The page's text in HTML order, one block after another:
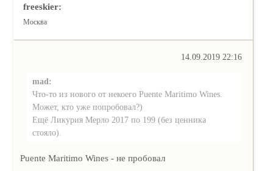
freeskier:
Москва
14.09.2019 22:16
mad:
Что-то из нового от некоего Puente Maritimo Wines.
Может, кто уже попробовал?)
Ещё Ликурия Мерло 2017 по 199 (без ценника
стояло).
Puente Maritimo Wines - не пробовал